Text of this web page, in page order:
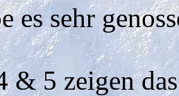
es sehr
& 5 zeigen